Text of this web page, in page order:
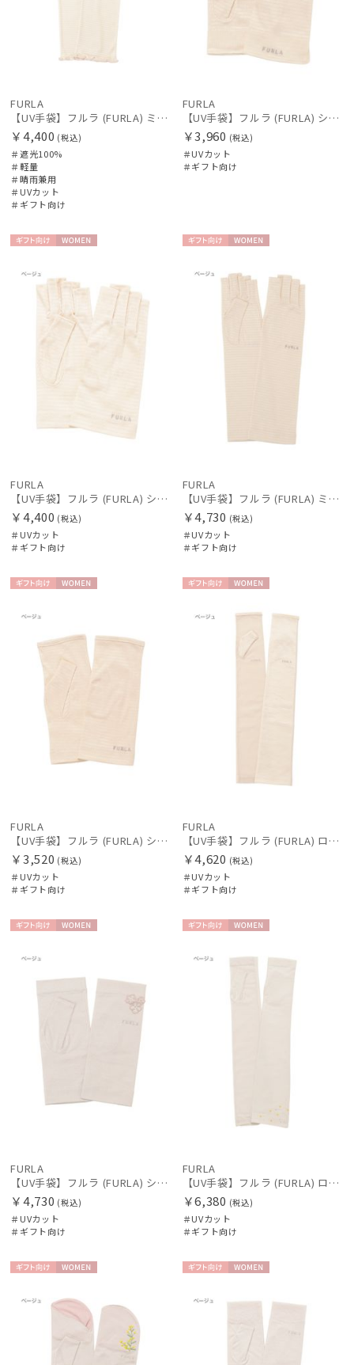
FURLA
【UV手袋】フルラ (FURLA) ミディアム ＵＶ手袋 フリル 指無し
￥4,400 (税込)
＃遮光100%
＃軽量
＃晴雨兼用
＃UVカット
＃ギフト向け
FURLA
【UV手袋】フルラ (FURLA) ショート ＵＶ手袋 ロゴ刺繍 5本指
￥3,960 (税込)
＃UVカット
＃ギフト向け
向け
FURLA
【UV手袋】フルラ (FURLA) ショート ＵＶ手袋 ロゴ刺繍 指切り
￥4,400 (税込)
＃UVカット
＃ギフト向け
向け
N
FURLA
【UV手袋】フルラ (FURLA) ミディアム ＵＶ手袋 ロゴ刺繍 指切り
￥4,730 (税込)
＃UVカット
＃ギフト向け
向け
FURLA
【UV手袋】フルラ (FURLA) ショート ＵＶ手袋 ロゴ刺繍 指無し
￥3,520 (税込)
＃UVカット
＃ギフト向け
向け
N
FURLA
【UV手袋】フルラ (FURLA) ロング ＵＶ手袋 ロゴ刺繍 指無し
￥4,620 (税込)
＃UVカット
＃ギフト向け
向け
FURLA
【UV手袋】フルラ (FURLA) ショート ＵＶ手袋 シアーフラワー 指無し 接触冷感
￥4,730 (税込)
＃UVカット
＃ギフト向け
向け
N
FURLA
【UV手袋】フルラ (FURLA) ロング ＵＶ手袋 ミモザ 指無し 接触冷感
￥6,380 (税込)
＃UVカット
＃ギフト向け
向け
N
向け
N